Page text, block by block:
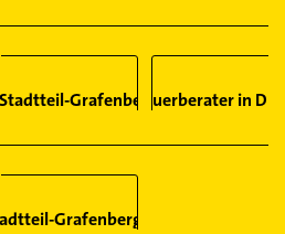
GrafenbergSteuerberater in
Grafenberg